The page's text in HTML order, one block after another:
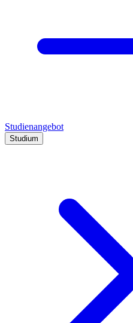
Studienangebot
Studium